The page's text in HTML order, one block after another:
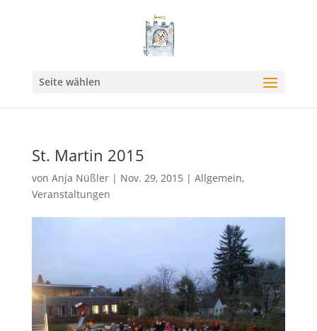
Seite wählen
St. Martin 2015
von Anja Nüßler| Nov. 29, 2015 | Allgemein,
Veranstaltungen